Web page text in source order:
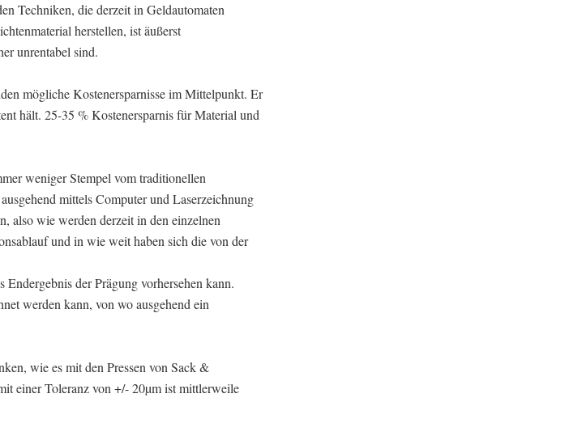
Techniken, die derzeit in Geldautomaten
herstellen, ist äußerst
unrentabel sind.
mögliche Kostenersparnisse im Mittelpunkt. Er
hält. 25-35 % Kostenersparnis für Material und
weniger Stempel vom traditionellen
mittels Computer und Laserzeichnung
also wie werden derzeit in den einzelnen
und in wie weit haben sich die von der
der Prägung vorhersehen kann.
werden kann, von wo ausgehend ein
wie es mit den Pressen von Sack &
einer Toleranz von +/- 20µm ist mittlerweile